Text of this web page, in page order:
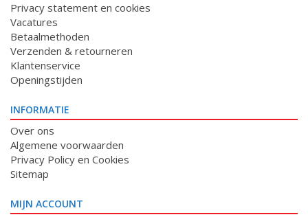
Privacy statement en cookies
Vacatures
Betaalmethoden
Verzenden & retourneren
Klantenservice
Openingstijden
INFORMATIE
Over ons
Algemene voorwaarden
Privacy Policy en Cookies
Sitemap
MIJN ACCOUNT